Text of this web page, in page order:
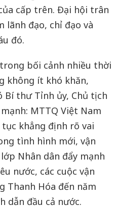
cấp trên. Đại hội trân
lãnh đạo, chỉ đạo và
đó.
bối cảnh nhiều thời
không ít khó khăn,
Bí thư Tỉnh ủy, Chủ tịch
MTTQ Việt Nam
khẳng định rõ vai
tình hình mới, vận
Nhân dân đẩy mạnh
nước, các cuộc vận
Thanh Hóa đến năm
dẫn đầu cả nước.